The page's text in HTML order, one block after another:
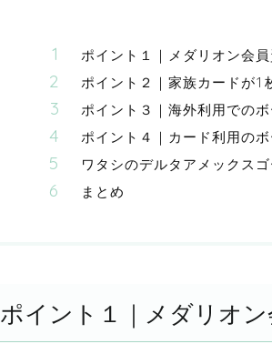
ポイント１｜メダリオン会
ポイント２｜家族カードが1
ポイント３｜海外利用での
ポイント４｜カード利用の
ワタシのデルタアメックス
まとめ
ポイント１｜メダリオ